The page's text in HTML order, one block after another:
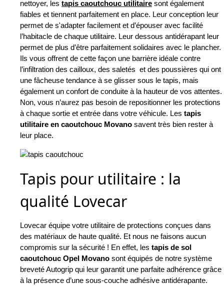
nettoyer, les tapis caoutchouc utilitaire sont également
fiables et tiennent parfaitement en place. Leur conception leur
permet de s'adapter facilement et d’épouser avec facilité
l’habitacle de chaque utilitaire. Leur dessous antidérapant leur
permet de plus d’être parfaitement solidaires avec le plancher.
Ils vous offrent de cette façon une barrière idéale contre
l’infiltration des cailloux, des saletés et des poussières qui ont
une fâcheuse tendance à se glisser sous le tapis, mais
également un confort de conduite à la hauteur de vos attentes.
Non, vous n’aurez pas besoin de repositionner les protections
à chaque sortie et entrée dans votre véhicule. Les tapis
utilitaire en caoutchouc Movano savent très bien rester à
leur place.
Tapis pour utilitaire : la
qualité Lovecar
Lovecar équipe votre utilitaire de protections conçues dans
des matériaux de haute qualité. Et nous ne faisons aucun
compromis sur la sécurité ! En effet, les tapis de sol
caoutchouc Opel Movano sont équipés de notre système
breveté Autogrip qui leur garantit une parfaite adhérence grâce
à la présence d’une sous-couche adhésive antidérapante.